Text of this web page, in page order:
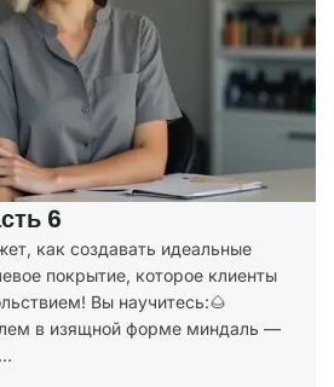
6
как создавать идеальные
покрытие, которое клиенты
Вы научитесь:🌰
в изящной форме миндаль —